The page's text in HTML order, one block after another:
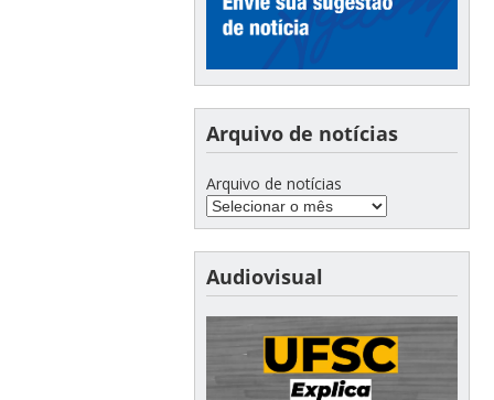
Arquivo de notícias
Arquivo de notícias
Audiovisual